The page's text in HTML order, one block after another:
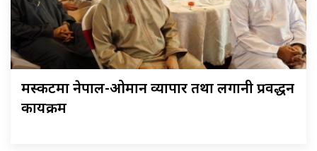
मस्कटमा नेपाल-ओमान व्यापार तथा लगानी प्रवर्द्धन
कार्यक्रम